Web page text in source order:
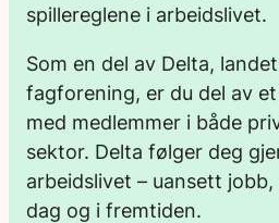
spillereglene i arbeidslivet.
Som en del av Delta,
fagforening, er du del av
med medlemmer i både
sektor. Delta følger deg
arbeidslivet – uansett
dag og i fremtiden.